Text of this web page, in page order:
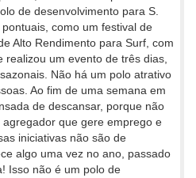
de desenvolvimento para S.
como um festival de
Alto Rendimento para Surf, com
um evento de três dias,
Não há um polo atrativo
Ao fim de uma semana em
de descansar, porque não
que gere emprego e
iniciativas não são de
algo uma vez no ano, passado
Isso não é um polo de